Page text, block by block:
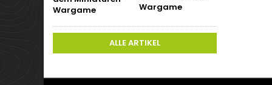
Wargame
ALLE ARTIKEL